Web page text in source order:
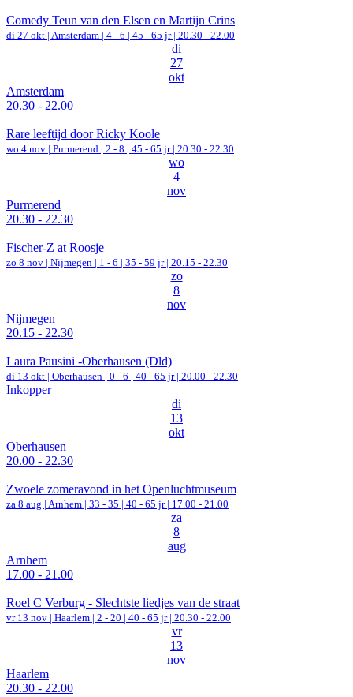
Comedy Teun van den Elsen en Martijn Crins
di 27 okt | Amsterdam | 4 - 6 | 45 - 65 jr | 20.30 - 22.00
di
27
okt
Amsterdam
20.30 - 22.00
Rare leeftijd door Ricky Koole
wo 4 nov | Purmerend | 2 - 8 | 45 - 65 jr | 20.30 - 22.30
wo
4
nov
Purmerend
20.30 - 22.30
Fischer-Z at Roosje
zo 8 nov | Nijmegen | 1 - 6 | 35 - 59 jr | 20.15 - 22.30
zo
8
nov
Nijmegen
20.15 - 22.30
Laura Pausini -Oberhausen (Dld)
di 13 okt | Oberhausen | 0 - 6 | 40 - 65 jr | 20.00 - 22.30
Inkopper
di
13
okt
Oberhausen
20.00 - 22.30
Zwoele zomeravond in het Openluchtmuseum
za 8 aug | Arnhem | 33 - 35 | 40 - 65 jr | 17.00 - 21.00
za
8
aug
Arnhem
17.00 - 21.00
Roel C Verburg - Slechtste liedjes van de straat
vr 13 nov | Haarlem | 2 - 20 | 40 - 65 jr | 20.30 - 22.00
vr
13
nov
Haarlem
20.30 - 22.00